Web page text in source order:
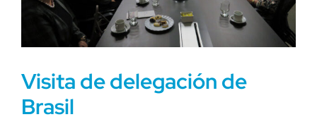
Visita de delegación de
Brasil